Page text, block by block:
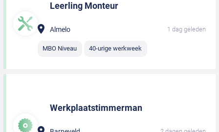
Leerling Monteur
Almelo 1 dag geleden
MBO Niveau 40-urige werkweek
Werkplaatstimmerman